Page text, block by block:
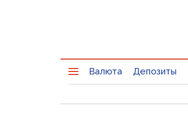
Валюта Депозиты